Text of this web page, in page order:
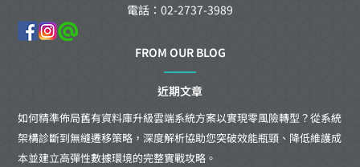
電話：02-2737-3989
FROM OUR BLOG
近期文章
如何精準佈局舊有資料庫升級雲端系統方案以實現零風險轉型？從系統
架構診斷到無縫遷移策略，深度解析協助您突破效能瓶頸、降低維護成
本並建立高彈性數據環境的完整實戰攻略。